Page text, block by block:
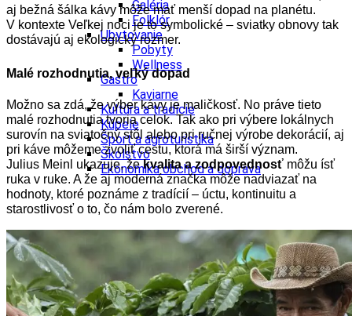
Galéria
Folklór
Ubytovanie
Pobyty
Wellness
Gastro
Kaviarne
Kultúra a tradície
Kúpele
Šport a agroturistika
Školstvo
Ekonomika obchod a doprava
aj bežná šálka kávy môže mať menší dopad na planétu.
V kontexte Veľkej noci je to symbolické – sviatky obnovy tak
dostávajú aj ekologický rozmer.
Malé rozhodnutia, veľký dopad
Možno sa zdá, že výber kávy je maličkosť. No práve tieto
malé rozhodnutia tvoria celok. Tak ako pri výbere lokálnych
surovín na sviatočný stôl alebo pri ručnej výrobe dekorácií, aj
pri káve môžeme zvoliť cestu, ktorá má širší význam.
Julius Meinl ukazuje, žekvalita a zodpovednosť môžu ísť
ruka v ruke. A že aj moderná značka môže nadviazať na
hodnoty, ktoré poznáme z tradícií – úctu, kontinuitu a
starostlivosť o to, čo nám bolo zverené.